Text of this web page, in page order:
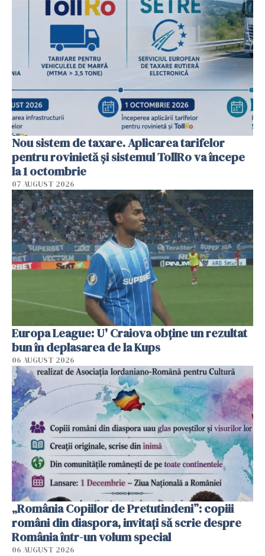
Nou sistem de taxare. Aplicarea tarifelor
pentru rovinietă şi sistemul TollRo va începe
la 1 octombrie
07 AUGUST 2026
Europa League: U' Craiova obține un rezultat
bun în deplasarea de la Kups
06 AUGUST 2026
„România Copiilor de Pretutindeni”: copiii
români din diaspora, invitați să scrie despre
România într-un volum special
06 AUGUST 2026